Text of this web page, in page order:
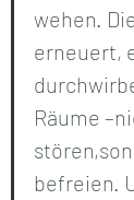
wehen.
erneuert,
Räume
befreien.